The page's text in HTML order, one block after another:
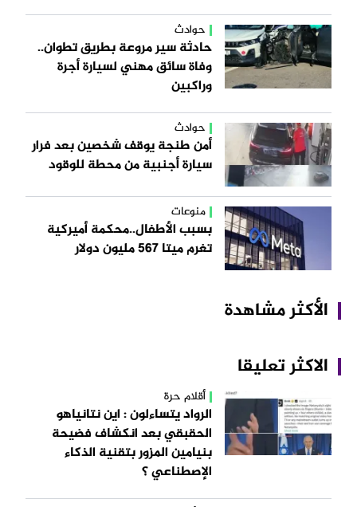
حوادث
حادثة سير مروعة بطريق تطوان..
وفاة سائق مهني لسيارة أجرة
وراكبين
حوادث
أمن طنجة يوقف شخصين بعد فرار
سيارة أجنبية من محطة للوقود
منوعات
بسبب الأطفال..محكمة أميركية
تغرم ميتا 567 مليون دولار
الأكثر مشاهدة
الاكثر تعليقا
أقلام حرة
الرواد يتساءلون : اين نتانياهو
الحقبقي بعد انكشاف فضيحة
بنيامين المزور بتقنية الذكاء
الإصطناعي ؟